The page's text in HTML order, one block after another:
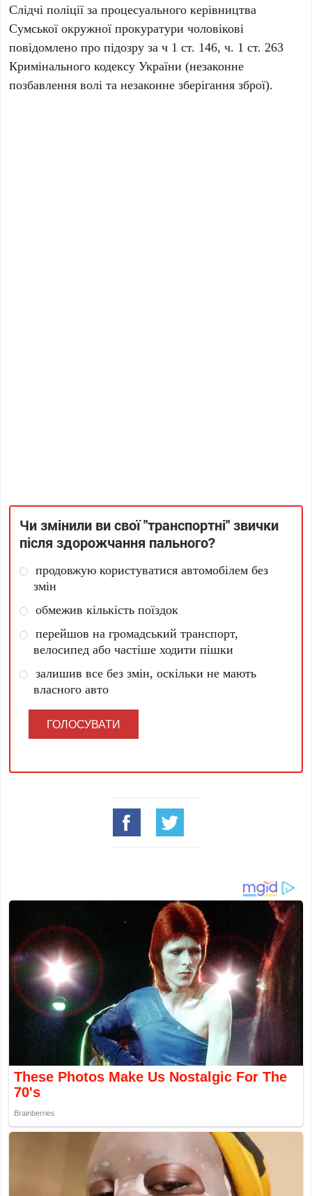
Слідчі поліції за процесуального керівництва
Сумської окружної прокуратури чоловікові
повідомлено про підозру за ч 1 ст. 146, ч. 1 ст. 263
Кримінального кодексу України (незаконне
позбавлення волі та незаконне зберігання зброї).
Чи змінили ви свої "транспортні" звички
після здорожчання пального?
продовжую користуватися автомобілем без
змін
обмежив кількість поїздок
перейшов на громадський транспорт,
велосипед або частіше ходити пішки
залишив все без змін, оскільки не мають
власного авто